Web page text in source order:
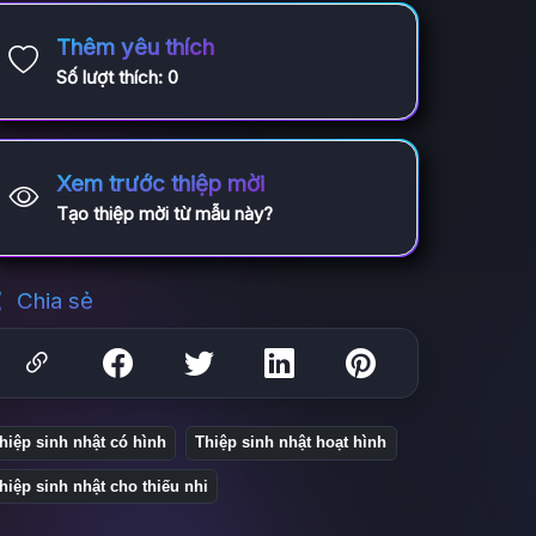
Thêm yêu thích
Số lượt thích: 0
Xem trước thiệp mời
Tạo thiệp mời từ mẫu này?
Chia sẻ
sinh nhật có hình Thiệp sinh nhật hoạt hình
sinh nhật cho thiếu nhi